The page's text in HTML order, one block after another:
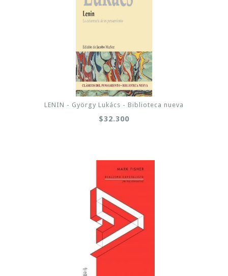
LENIN - György Lukács - Biblioteca nueva
$32.300